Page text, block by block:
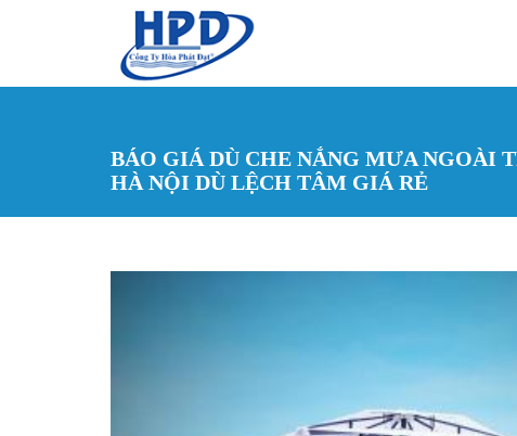
BÁO GIÁ DÙ CHE NẮNG MƯA NGOÀI
HÀ NỘI DÙ LỆCH TÂM GIÁ RẺ